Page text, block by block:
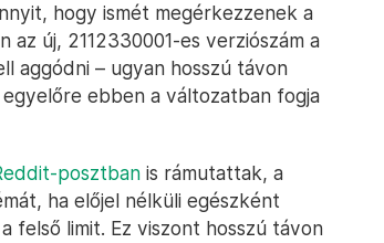
hogy ismét megérkezzenek a
új, 2112330001-es verziószám a
aggódni – ugyan hosszú távon
ebben a változatban fogja
posztban is rámutattak, a
ha előjel nélküli egészként
felső limit. Ez viszont hosszú távon